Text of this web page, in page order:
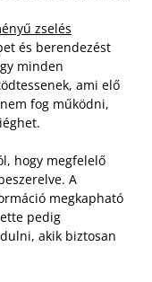
zselés
és berendezést
minden
ami elő
fog működni,
hogy megfelelő
A
megkapható
pedig
akik biztosan